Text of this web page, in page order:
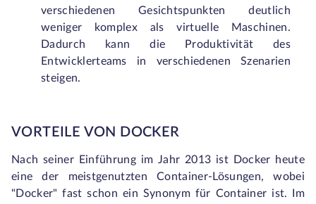
verschiedenen Gesichtspunkten deutlich
weniger komplex als virtuelle Maschinen.
Dadurch kann die Produktivität des
Entwicklerteams in verschiedenen Szenarien
steigen.
VORTEILE VON DOCKER
Nach seiner Einführung im Jahr 2013 ist Docker heute
eine der meistgenutzten Container-Lösungen, wobei
"Docker" fast schon ein Synonym für Container ist. Im